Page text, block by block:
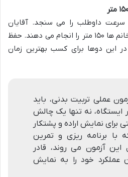
داوطلب را می سنجد. آقایان
معمولاً دوی ۲۵۰ متر و خانم ها ۱۵۰ متر را انجام می دهند. حفظ
این دوها برای کسب بهترین زمان
عملی تربیت بدنی، باید
نه تنها یک چالش
برای نمایش اراده و پشتکار
با برنامه ریزی و تمرین
این آزمون می روند، قادر
عملکرد خود را به نمایش